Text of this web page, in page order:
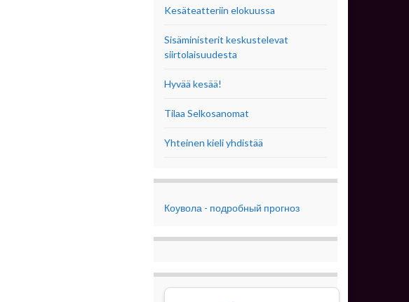
Kesäteatteriin elokuussa
Sisäministerit keskustelevat
siirtolaisuudesta
Hyvää kesää!
Tilaa Selkosanomat
Yhteinen kieli yhdistää
Коувола - подробный прогноз